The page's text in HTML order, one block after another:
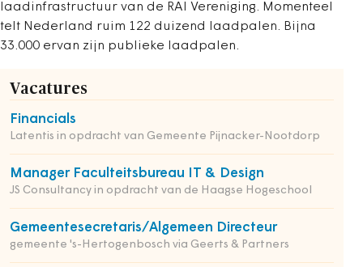
laadinfrastructuur van de RAI Vereniging. Momenteel
telt Nederland ruim 122 duizend laadpalen. Bijna
33.000 ervan zijn publieke laadpalen.
Vacatures
Financials
Latentis in opdracht van Gemeente Pijnacker-Nootdorp
Manager Faculteitsbureau IT & Design
JS Consultancy in opdracht van de Haagse Hogeschool
Gemeentesecretaris/Algemeen Directeur
gemeente 's-Hertogenbosch via Geerts & Partners